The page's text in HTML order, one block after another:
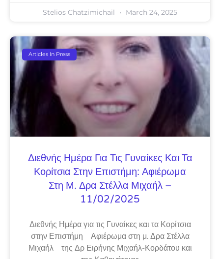
Stelios Chatzimichail March 24, 2025
Articles In Press
Διεθνής Ημέρα Για Τις Γυναίκες Και Τα
Κορίτσια Στην Επιστήμη: Αφιέρωμα
Στη Μ. Δρα Στέλλα Μιχαήλ –
11/02/2025
Διεθνής Ημέρα για τις Γυναίκες και τα Κορίτσια
στην Επιστήμη Αφιέρωμα στη μ. Δρα Στέλλα
Μιχαήλ της Δρ Ειρήνης Μιχαήλ-Κορδάτου και